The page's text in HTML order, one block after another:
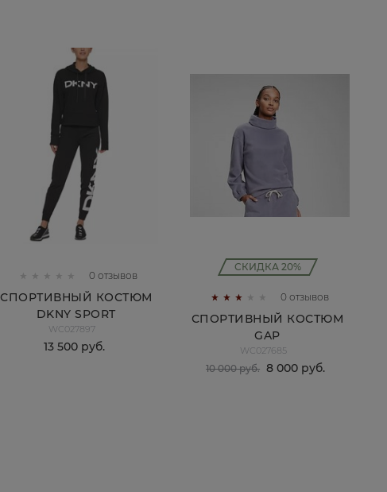
0 отзывов
СПОРТИВНЫЙ КОСТЮМ
DKNY SPORT
WC027897
13 500 руб.
СКИДКА 20%
0 отзывов
СПОРТИВНЫЙ КОСТЮМ
GAP
WC027685
10 000 руб. 8 000 руб.